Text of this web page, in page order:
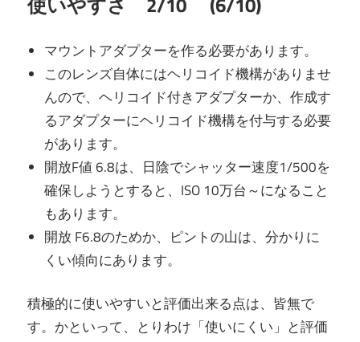
マウントアダプターを作る必要があります。
このレンズ自体にはヘリコイド機構がありませ
んので、ヘリコイド付きアダプターか、作成す
るアダプターにヘリコイド機構を付与する必要
があります。
開放F値 6.8は、日陰でシャッター速度1/500を
確保しようとすると、ISO 10万台～になること
もあります。
開放 F6.8のためか、ピントの山は、分かりに
くい傾向にあります。
積極的に使いやすいと評価出来る点は、皆無で
す。かといって、とりわけ「使いにくい」と評価